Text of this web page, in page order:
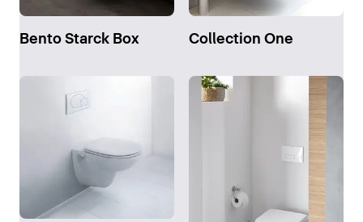
Bento Starck Box Collection One